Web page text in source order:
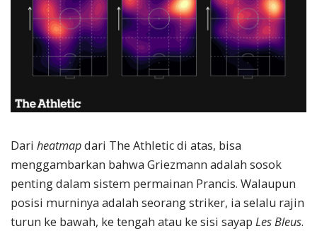
Dari heatmapdari The Athletic di atas, bisa
menggambarkan bahwa Griezmann adalah sosok
penting dalam sistem permainan Prancis. Walaupun
posisi murninya adalah seorang striker, ia selalu rajin
turun ke bawah, ke tengah atau ke sisi sayap Les Bleus.